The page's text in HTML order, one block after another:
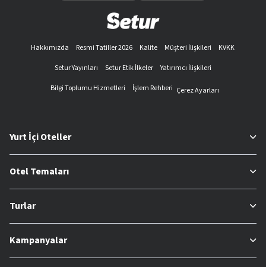
Hakkımızda Resmi Tatiller 2026 Kalite Müşteri İlişkileri
KVKK
Setur Yayınları
Setur Etik İlkeler
Yatırımcı İlişkileri
Bilgi Toplumu Hizmetleri
İşlem Rehberi Çerez Ayarları
Yurt İçi Oteller
Otel Temaları
Turlar
Kampanyalar